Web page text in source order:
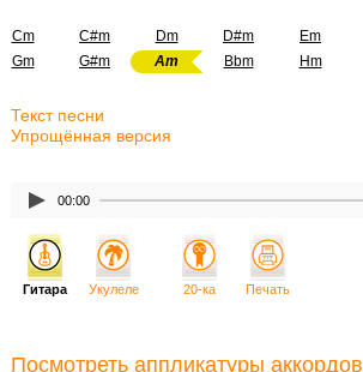
Cm C#m Dm D#m Em
Gm
G#m Am Bbm Hm
Текст песни
Упрощённая версия
00:00
Гитара Укулеле 20-ка Печать
Посмотреть аппликатуры аккордов